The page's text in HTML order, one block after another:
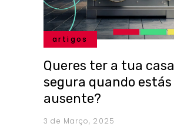
artigos
Queres ter a tua casa
segura quando estás
ausente?
3 de Março, 2025